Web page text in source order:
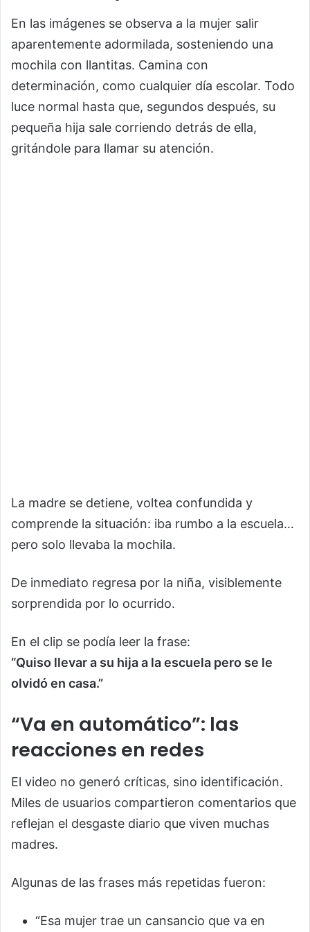
En las imágenes se observa a la mujer salir
aparentemente adormilada, sosteniendo una
mochila con llantitas. Camina con
determinación, como cualquier día escolar. Todo
luce normal hasta que, segundos después, su
pequeña hija sale corriendo detrás de ella,
gritándole para llamar su atención.
La madre se detiene, voltea confundida y
comprende la situación: iba rumbo a la escuela…
pero solo llevaba la mochila.
De inmediato regresa por la niña, visiblemente
sorprendida por lo ocurrido.
En el clip se podía leer la frase:
“Quiso llevar a su hija a la escuela pero se le
olvidó en casa.”
“Va en automático”: las
reacciones en redes
El video no generó críticas, sino identificación.
Miles de usuarios compartieron comentarios que
reflejan el desgaste diario que viven muchas
madres.
Algunas de las frases más repetidas fueron:
“Esa mujer trae un cansancio que va en